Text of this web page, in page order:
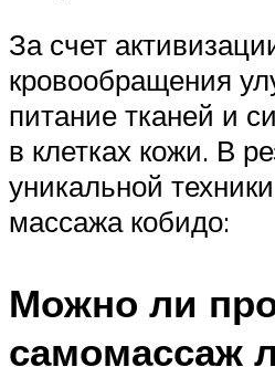
За счет
кровообращения
питание тканей и
в клетках кожи. В
уникальной
массажа кобидо:
Можно ли
самомассаж